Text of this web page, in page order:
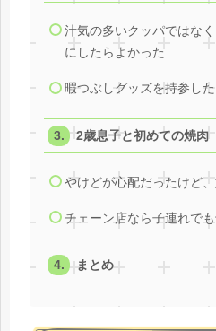
汁気の多いクッパではな
にしたらよかった
暇つぶしグッズを持参し
2歳息子と初めての焼
やけどが心配だったけど
チェーン店なら子連れで
まとめ